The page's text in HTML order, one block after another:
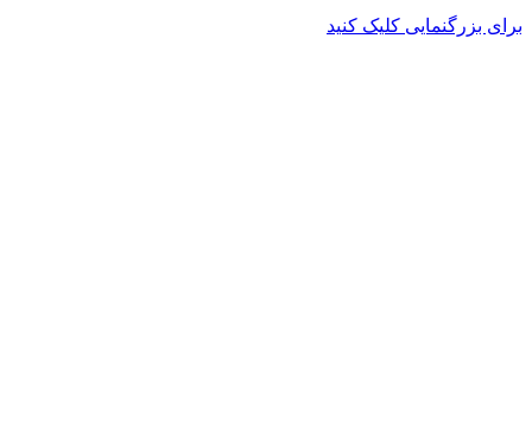
برای بزرگنمایی کلیک کنید